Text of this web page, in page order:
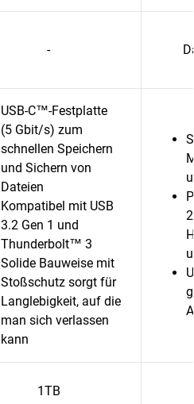
-
USB-C™-Festplatte
(5 Gbit/s) zum
schnellen Speichern
und Sichern von
Dateien
Kompatibel mit USB
3.2 Gen 1 und
Thunderbolt™ 3
Solide Bauweise mit
Stoßschutz sorgt für
Langlebigkeit, auf die
man sich verlassen
kann
1TB